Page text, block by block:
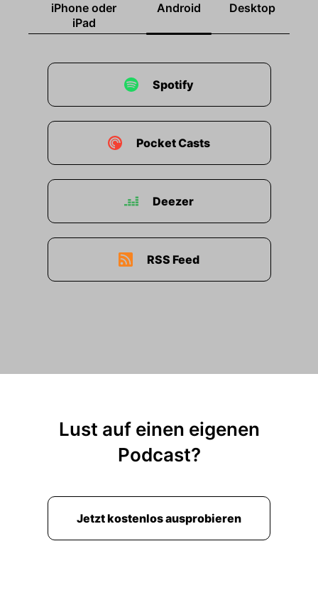
iPhone oder
iPad
Android Desktop
Spotify
Pocket Casts
Deezer
RSS Feed
Lust auf einen eigenen
Podcast?
Jetzt kostenlos ausprobieren